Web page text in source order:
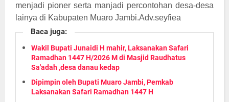
menjadi pioner serta manjadi percontohan desa-desa
lainya di Kabupaten Muaro Jambi.Adv.seyfiea
Baca juga:
Wakil Bupati Junaidi H mahir, Laksanakan Safari
Ramadhan 1447 H/2026 M di Masjid Raudhatus
Sa'adah ,desa danau kedap
Dipimpin oleh Bupati Muaro Jambi, Pemkab
Laksanakan Safari Ramadhan 1447 H